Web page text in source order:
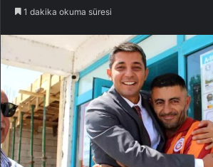
1 dakika okuma süresi